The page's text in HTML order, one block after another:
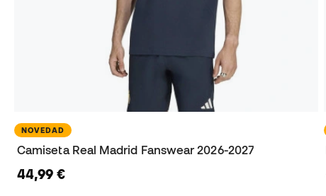
NOVEDAD
Camiseta Real Madrid Fanswear 2026-2027
44,99 €